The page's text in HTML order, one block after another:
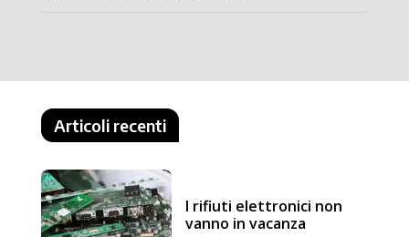
Articoli recenti
I rifiuti elettronici non
vanno in vacanza